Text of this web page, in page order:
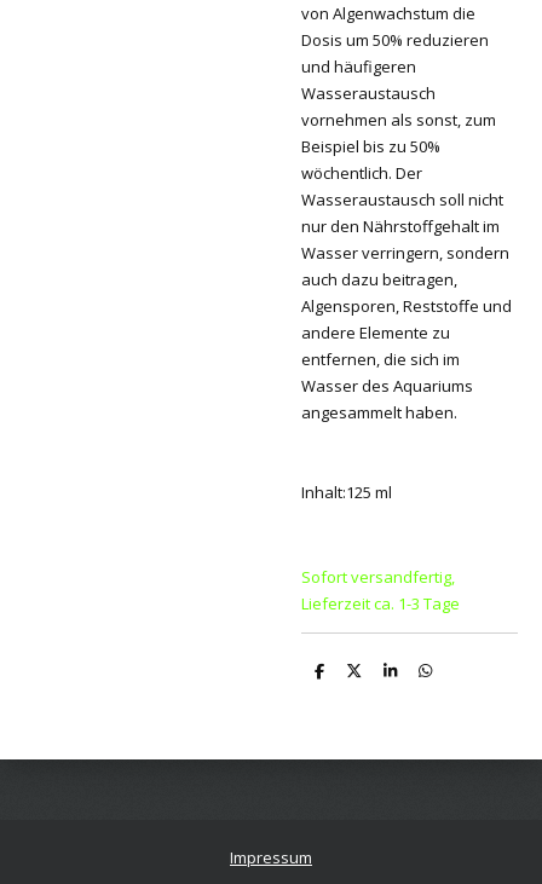
von Algenwachstum die
Dosis um 50% reduzieren
und häufigeren
Wasseraustausch
vornehmen als sonst, zum
Beispiel bis zu 50%
wöchentlich. Der
Wasseraustausch soll nicht
nur den Nährstoffgehalt im
Wasser verringern, sondern
auch dazu beitragen,
Algensporen, Reststoffe und
andere Elemente zu
entfernen, die sich im
Wasser des Aquariums
angesammelt haben.
Inhalt:125 ml
Sofort versandfertig,
Lieferzeit ca. 1-3 Tage
T
n
T
n
T
n
T
n
Impressum